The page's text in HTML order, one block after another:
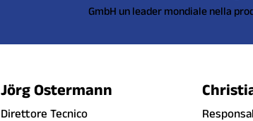
GmbH un leader mondiale nella
Jörg Ostermann
Direttore Tecnico